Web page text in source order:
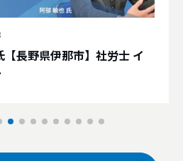
【長野県伊那市】社労士 イ